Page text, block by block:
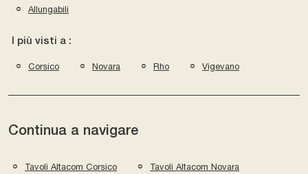
Allungabili
I più visti a :
Corsico Novara Rho Vigevano
Continua a navigare
Tavoli Altacom Corsico Tavoli Altacom Novara